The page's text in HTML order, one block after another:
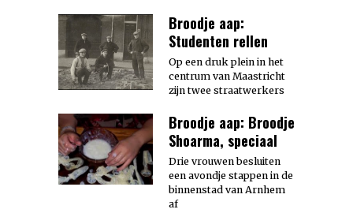
Broodje aap:
Studenten rellen
Op een druk plein in het
centrum van Maastricht
zijn twee straatwerkers
Broodje aap: Broodje
Shoarma, speciaal
Drie vrouwen besluiten
een avondje stappen in de
binnenstad van Arnhem
af